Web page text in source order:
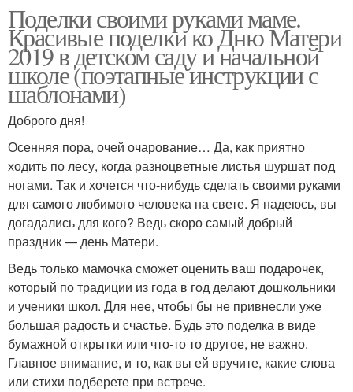
Поделки своими руками маме.
Красивые поделки ко Дню Матери
2019 в детском саду и начальной
школе (поэтапные инструкции с
шаблонами)
Доброго дня!
Осенняя пора, очей очарование… Да, как приятно
ходить по лесу, когда разноцветные листья шуршат под
ногами. Так и хочется что-нибудь сделать своими руками
для самого любимого человека на свете. Я надеюсь, вы
догадались для кого? Ведь скоро самый добрый
праздник — день Матери.
Ведь только мамочка сможет оценить ваш подарочек,
который по традиции из года в год делают дошкольники
и ученики школ. Для нее, чтобы бы не привнесли уже
большая радость и счастье. Будь это поделка в виде
бумажной открытки или что-то то другое, не важно.
Главное внимание, и то, как вы ей вручите, какие слова
или стихи подберете при встрече.